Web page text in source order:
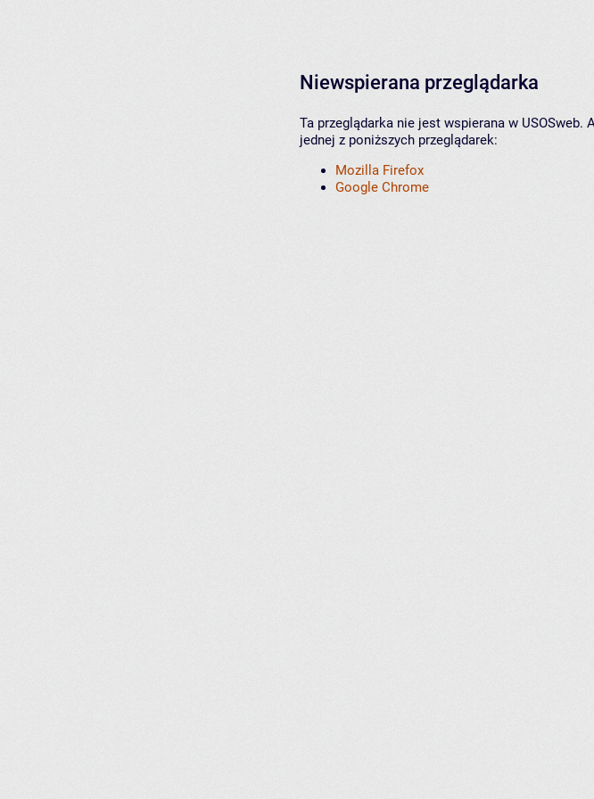
Niewspierana przeglądarka
Ta przeglądarka nie jest wspierana w
jednej z poniższych przeglądarek:
Mozilla Firefox
Google Chrome